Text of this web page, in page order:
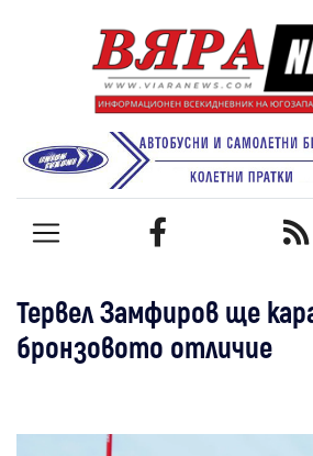
Тервел Замфиров ще
бронзовото отличие